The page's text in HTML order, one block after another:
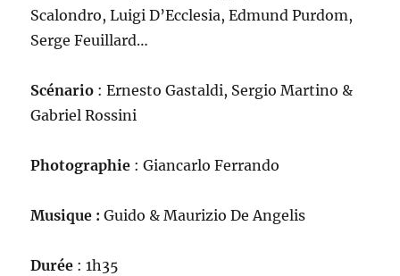
Scalondro, Luigi D’Ecclesia, Edmund Purdom,
Serge Feuillard…
Scénario : Ernesto Gastaldi, Sergio Martino &
Gabriel Rossini
Photographie : Giancarlo Ferrando
Musique :Guido & Maurizio De Angelis
Durée : 1h35